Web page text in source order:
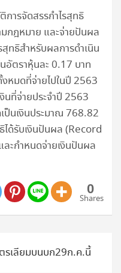
ารจัดสรรกำไรสุทธิ
มกฎหมาย และจ่ายปันผล
สุทธิสำหรับผลการดำเนิน
อัตราหุ้นละ 0.17 บาท
หมดที่จ่ายไปในปี 2563
นที่จ่ายประจำปี 2563
นเงินประมาณ 768.82
ด้รับเงินปันผล (Record
ะกำหนดจ่ายเงินปันผล
0
Shares
รเลียมบนบก29ก.ค.นี้